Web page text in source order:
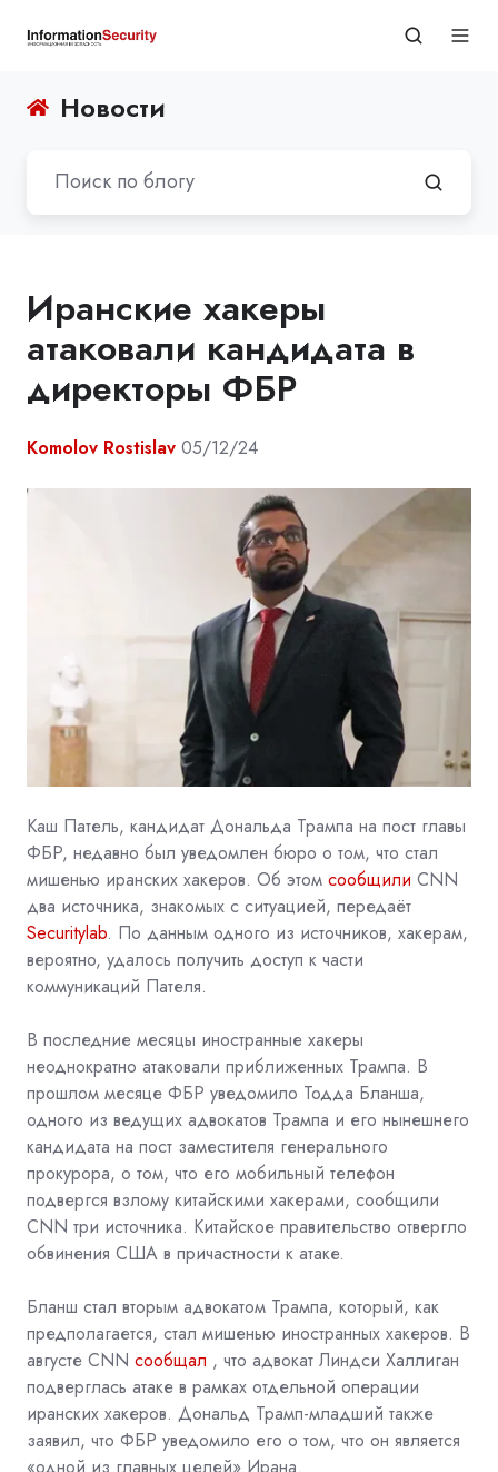
Новости
Иранские хакеры
атаковали кандидата в
директоры ФБР
Komolov Rostislav 05/12/24
Каш Патель, кандидат Дональда Трампа на пост главы
ФБР, недавно был уведомлен бюро о том, что стал
мишенью иранских хакеров. Об этом сообщили CNN
два источника, знакомых с ситуацией, передаёт
Securitylab. По данным одного из источников, хакерам,
вероятно, удалось получить доступ к части
коммуникаций Пателя.
В последние месяцы иностранные хакеры
неоднократно атаковали приближенных Трампа. В
прошлом месяце ФБР уведомило Тодда Бланша,
одного из ведущих адвокатов Трампа и его нынешнего
кандидата на пост заместителя генерального
прокурора, о том, что его мобильный телефон
подвергся взлому китайскими хакерами, сообщили
CNN три источника. Китайское правительство отвергло
обвинения США в причастности к атаке.
Бланш стал вторым адвокатом Трампа, который, как
предполагается, стал мишенью иностранных хакеров. В
августе CNN сообщал , что адвокат Линдси Халлиган
подверглась атаке в рамках отдельной операции
иранских хакеров. Дональд Трамп-младший также
заявил, что ФБР уведомило его о том, что он является
«одной из главных целей» Ирана.